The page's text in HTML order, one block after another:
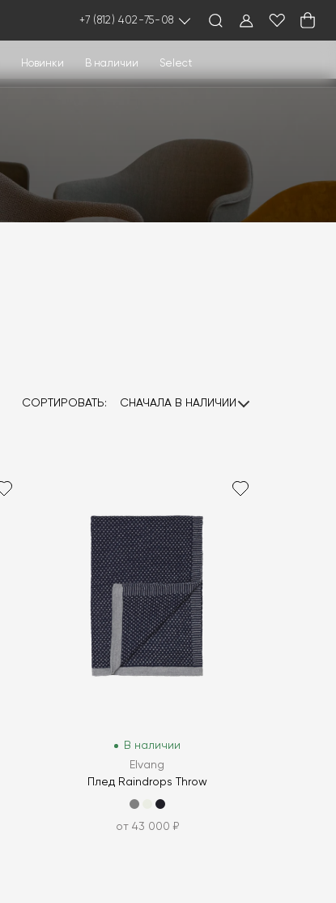
+7 (812) 402-75-08
Новинки В наличии Select
СОРТИРОВАТЬ: СНАЧАЛА В НАЛИЧИИ
В наличии
Elvang
Плед Raindrops Throw
от 43 000 ₽